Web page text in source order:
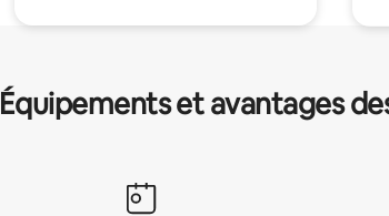
Équipements et avantages